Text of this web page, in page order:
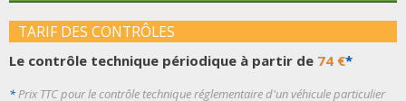
TARIF DES CONTRÔLES
Le contrôle technique périodique à partir de 74 €*
*Prix TTC pour le contrôle technique réglementaire d'un véhicule particulier